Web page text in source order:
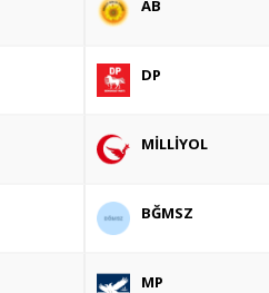
AB
DP
MİLLİYOL
BĞMSZ
MP